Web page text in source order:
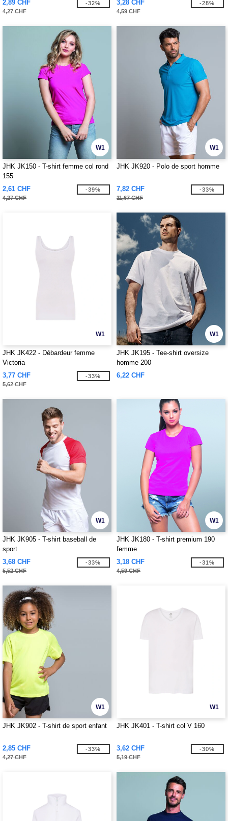
2,89 CHF
4,27 CHF
-32% 3,28 CHF
4,59 CHF
-28%
W1
JHK JK150 - T-shirt femme col rond
155
2,61 CHF
4,27 CHF
-39%
W1
JHK JK920 - Polo de sport homme
7,82 CHF
11,67 CHF
-33%
W1
JHK JK422 - Débardeur femme
Victoria
3,77 CHF
5,62 CHF
-33%
W1
JHK JK195 - Tee-shirt oversize
homme 200
6,22 CHF
W1
JHK JK905 - T-shirt baseball de
sport
3,68 CHF
5,52 CHF
-33%
W1
JHK JK180 - T-shirt premium 190
femme
3,18 CHF
4,59 CHF
-31%
W1
JHK JK902 - T-shirt de sport enfant
2,85 CHF
4,27 CHF
-33%
W1
JHK JK401 - T-shirt col V 160
3,62 CHF
5,19 CHF
-30%